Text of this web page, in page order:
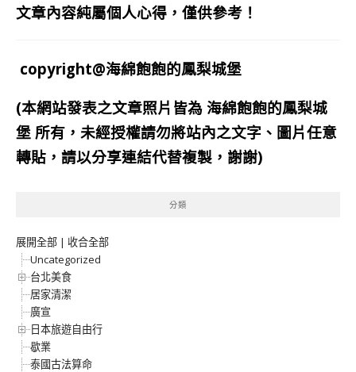
文章內容純屬個人心得，僅供參考！
copyright@海綿飽飽的鳳梨城堡
(本網站發表之文章照片皆為 海綿飽飽的鳳梨城
堡 所有，未經授權請勿將站內之文字、圖片任意
轉貼，請以分享連結代替複製，謝謝)
分類
展開全部 | 收合全部
Uncategorized
台北美食
居家清潔
廣宣
日本旅遊自由行
歇業
泰國古法算命